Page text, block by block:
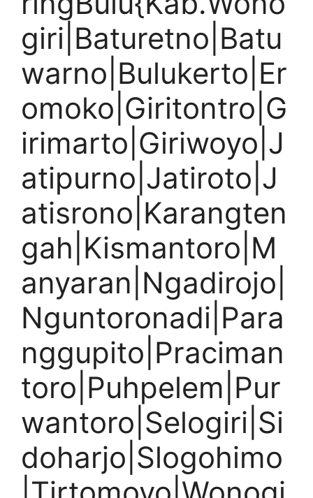
giri|Baturetno|Batu
warno|Bulukerto|Er
omoko|Giritontro|G
irimarto|Giriwoyo|J
atipurno|Jatiroto|J
atisrono|Karangten
gah|Kismantoro|M
anyaran|Ngadirojo|
Nguntoronadi|Para
nggupito|Praciman
toro|Puhpelem|Pur
wantoro|Selogiri|Si
doharjo|Slogohimo